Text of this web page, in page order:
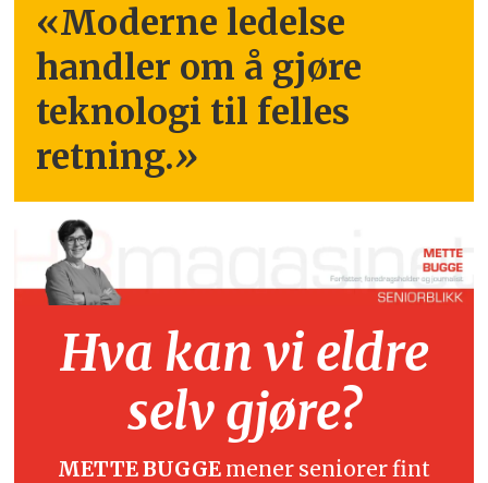
«Moderne ledelse
handler om å gjøre
teknologi til felles
retning.»
Hva kan vi eldre
selv gjøre?
METTE BUGGE mener seniorer fint